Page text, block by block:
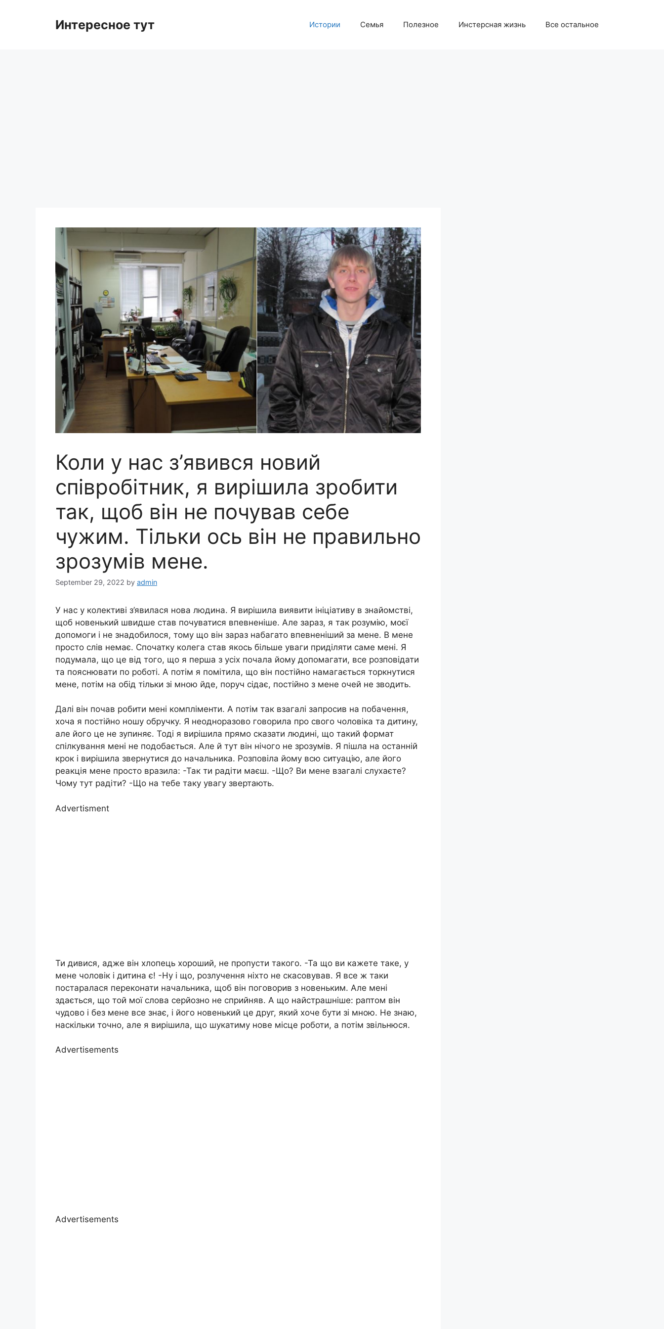
Интересное тут Истории Семья Полезное Инстерсная жизнь Все остальное
Коли у нас з’явився новий
співробітник, я вирішила зробити
так, щоб він не почував себе
чужим. Тільки ось він не правильно
зрозумів мене.
September 29, 2022 by admin
У нас у колективі з’явилася нова людина. Я вирішила виявити ініціативу в знайомстві,
щоб новенький швидше став почуватися впевненіше. Але зараз, я так розумію, моєї
допомоги і не знадобилося, тому що він зараз набагато впевненіший за мене. В мене
просто слів немає. Спочатку колега став якось більше уваги приділяти саме мені. Я
подумала, що це від того, що я перша з усіх почала йому допомагати, все розповідати
та пояснювати по роботі. А потім я помітила, що він постійно намагається торкнутися
мене, потім на обід тільки зі мною йде, поруч сідає, постійно з мене очей не зводить.
Далі він почав робити мені компліменти. А потім так взагалі запросив на побачення,
хоча я постійно ношу обручку. Я неодноразово говорила про свого чоловіка та дитину,
але його це не зупиняє. Тоді я вирішила прямо сказати людині, що такий формат
спілкування мені не подобається. Але й тут він нічого не зрозумів. Я пішла на останній
крок і вирішила звернутися до начальника. Розповіла йому всю ситуацію, але його
реакція мене просто вразила: -Так ти радіти маєш. -Що? Ви мене взагалі слухаєте?
Чому тут радіти? -Що на тебе таку увагу звертають.
Advertisment
Ти дивися, адже він хлопець хороший, не пропусти такого. -Та що ви кажете таке, у
мене чоловік і дитина є! -Ну і що, розлучення ніхто не скасовував. Я все ж таки
постаралася переконати начальника, щоб він поговорив з новеньким. Але мені
здається, що той мої слова серйозно не сприйняв. А що найстрашніше: раптом він
чудово і без мене все знає, і його новенький це друг, який хоче бути зі мною. Не знаю,
наскільки точно, але я вирішила, що шукатиму нове місце роботи, а потім звільнюся.
Advertisements
Advertisements